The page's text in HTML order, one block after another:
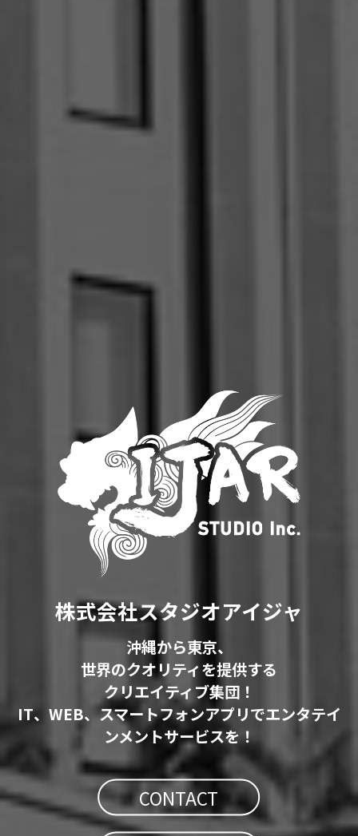
株式会社スタジオアイジャ
沖縄から東京、
世界のクオリティを提供する
クリエイティブ集団！
IT、WEB、スマートフォンアプリでエンタテイ
ンメントサービスを！
CONTACT